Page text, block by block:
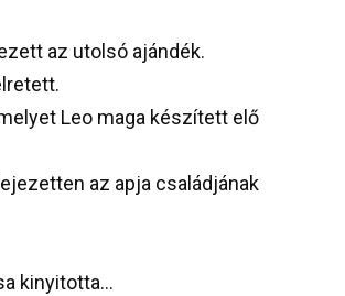
az utolsó ajándék.
Leo maga készített elő
az apja családjának
kinyitotta…